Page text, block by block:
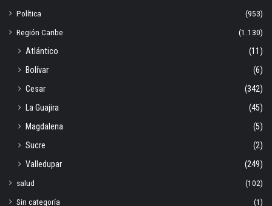
Política
(953)
Región Caribe
(1.130)
Atlántico
(11)
Bolívar
(6)
Cesar
(342)
La Guajira
(45)
Magdalena
(5)
Sucre
(2)
Valledupar
(249)
salud
(102)
Sin categoría
(1)